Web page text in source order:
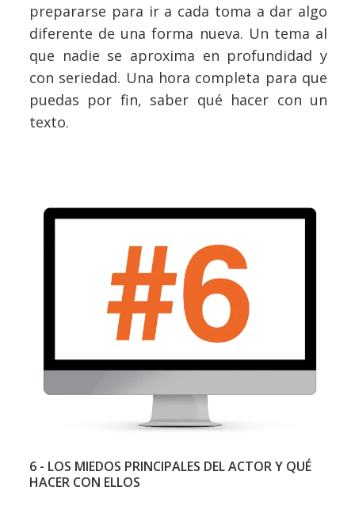
prepararse para ir a cada toma a dar algo
diferente de una forma nueva. Un tema al
que nadie se aproxima en profundidad y
con seriedad. Una hora completa para que
puedas por fin, saber qué hacer con un
texto.
6 - LOS MIEDOS PRINCIPALES DEL ACTOR Y QUÉ
HACER CON ELLOS